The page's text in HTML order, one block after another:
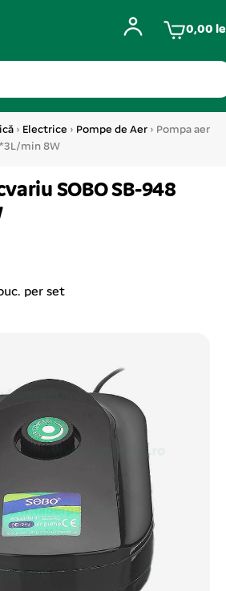
0,00
› Electrice › Pompe de Aer › Pompa aer
min 8W
SOBO SB-948
per set